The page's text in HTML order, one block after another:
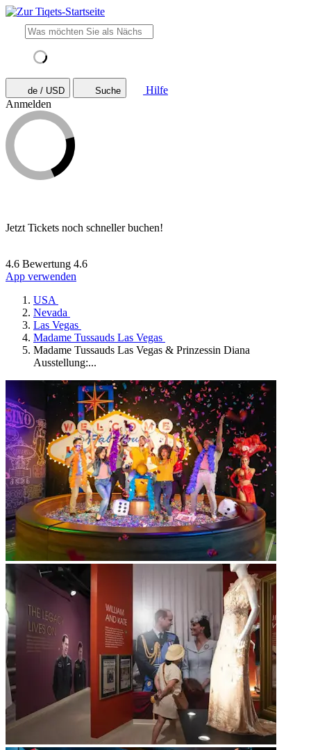
de / USD Suche
Hilfe
Anmelden
Jetzt Tickets noch schneller buchen!
4.6 Bewertung 4.6
App verwenden
USA
Nevada
Las Vegas
Madame Tussauds Las Vegas
Madame Tussauds Las Vegas & Prinzessin Diana
Ausstellung:...